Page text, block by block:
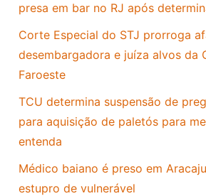
presa em bar no RJ após
Corte Especial do STJ prorroga
desembargadora e juíza alvos da
Faroeste
TCU determina suspensão de
para aquisição de paletós para
entenda
Médico baiano é preso em
estupro de vulnerável